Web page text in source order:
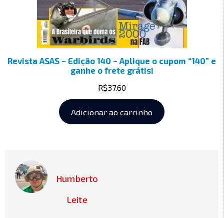
Revista ASAS – Edição 140 – Aplique o cupom “140” e
ganhe o frete grátis!
R$37.60
Adicionar ao carrinho
Humberto
Leite